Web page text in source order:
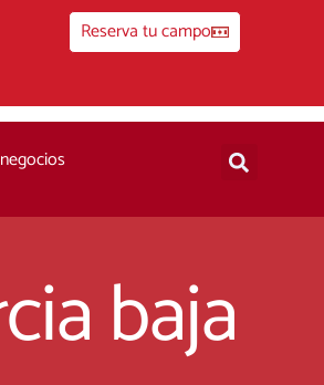
Reserva tu campo
baja